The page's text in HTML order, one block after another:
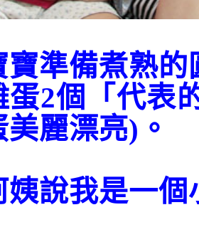
寶準備煮熟
蛋2個「代表
麗漂亮)。
姨說我是一個